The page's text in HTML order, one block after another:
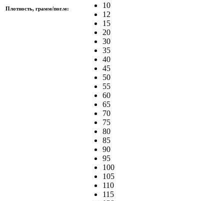
Плотность, грамм/пог.м:
10
12
15
20
30
35
40
45
50
55
60
65
70
75
80
85
90
95
100
105
110
115